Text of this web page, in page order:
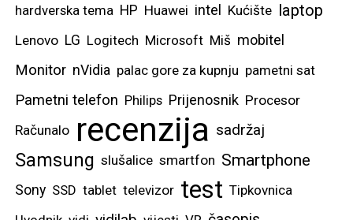
hardverska tema HP Huawei intel Kućište laptop
Lenovo LG Logitech Microsoft Miš mobitel
Monitor nVidia palac gore za kupnju pametni sat
Pametni telefon Philips Prijenosnik Procesor
Računalo recenzija sadržaj
Samsung slušalice smartfon Smartphone
Sony SSD tablet televizor test Tipkovnica